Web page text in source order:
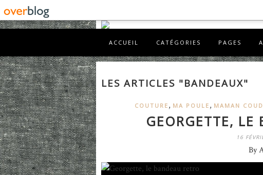
ACCUEIL CATÉGORIES PAGES
LES ARTICLES "BANDEAUX"
COUTURE , MA POULE , MAMAN COUD
GEORGETTE, LE
16
By